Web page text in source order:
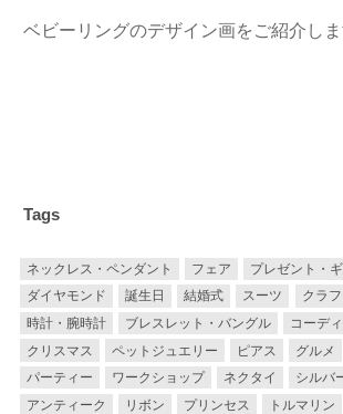
ベビーリングのデザイン画をご紹介し
Tags
ネックレス・ペンダント フェア プレゼント・
ダイヤモンド
誕生日 結婚式 スーツ
クラ
時計・腕時計
ブレスレット・バングル
コーデ
クリスマス
ペットジュエリー ピアス グルメ
パーティー
ワークショップ ネクタイ シルバ
アンティーク
リボン プリンセス トルマリン